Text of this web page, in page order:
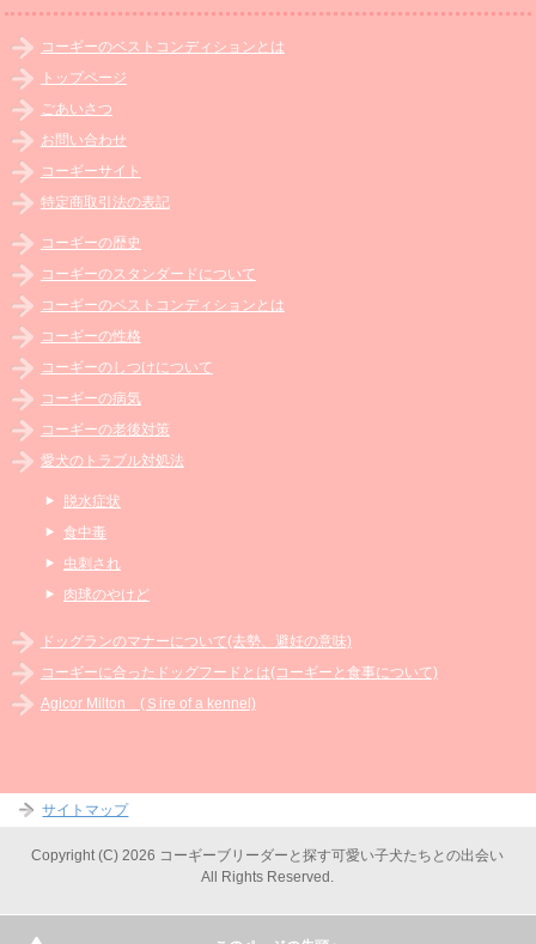
コーギーのベストコンディションとは
トップページ
ごあいさつ
お問い合わせ
コーギーサイト
特定商取引法の表記
コーギーの歴史
コーギーのスタンダードについて
コーギーのベストコンディションとは
コーギーの性格
コーギーのしつけについて
コーギーの病気
コーギーの老後対策
愛犬のトラブル対処法
脱水症状
食中毒
虫刺され
肉球のやけど
ドッグランのマナーについて(去勢、避妊の意味)
コーギーに合ったドッグフードとは(コーギーと食事について)
Agicor Milton (Ｓire of a kennel)
サイトマップ
Copyright (C) 2026 コーギーブリーダーと探す可愛い子犬たちとの出会い
All Rights Reserved.